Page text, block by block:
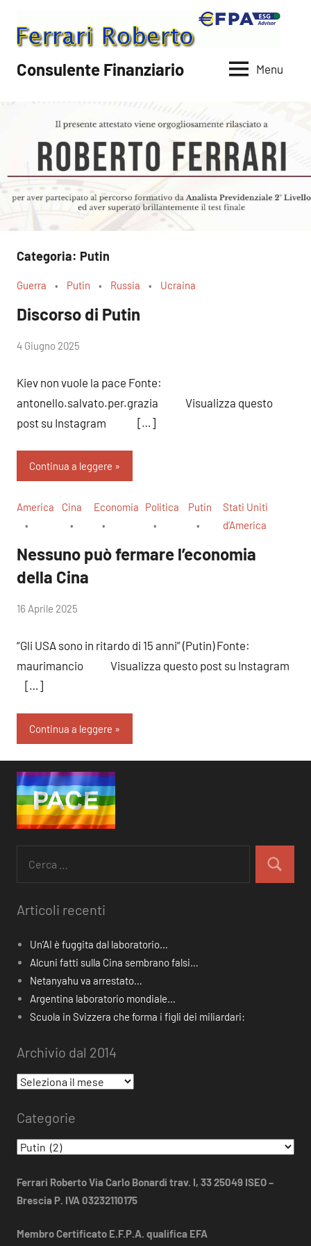
contenuto
Consulente Finanziario Menu
Categoria: Putin
Guerra Putin Russia Ucraina
Discorso di Putin
di
4 Giugno 2025
Kiev non vuole la pace Fonte:
antonello.salvato.per.grazia Visualizza questo
post su Instagram […]
Continua a leggere
America Cina Economia Politica Putin
Stati Uniti
d'America
Nessuno può fermare l’economia
della Cina
di
16 Aprile 2025
“Gli USA sono in ritardo di 15 anni” (Putin) Fonte:
maurimancio Visualizza questo post su Instagram
[…]
Continua a leggere
per:
Cerca
Articoli recenti
Un’AI è fuggita dal laboratorio…
Alcuni fatti sulla Cina sembrano falsi…
Netanyahu va arrestato…
Argentina laboratorio mondiale…
Scuola in Svizzera che forma i figli dei miliardari:
Archivio dal 2014
Archivio
2014
Categorie
Categorie
Ferrari Roberto Via Carlo Bonardi trav. I, 33 25049 ISEO –
Brescia P. IVA 03232110175
Membro Certificato E.F.P.A. qualifica EFA